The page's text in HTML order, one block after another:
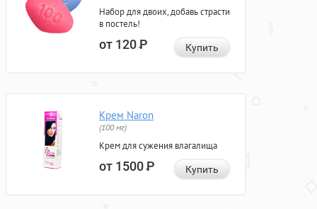
Набор для двоих, добавь страсти
в постель!
от 120Р Купить
Крем Naron
(100 мг)
Крем для сужения влагалища
от 1500Р Купить